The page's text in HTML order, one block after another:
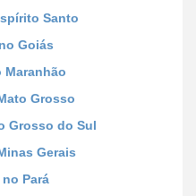
Santo
Goiás
Maranhão
Grosso
Grosso do Sul
Gerais
Pará